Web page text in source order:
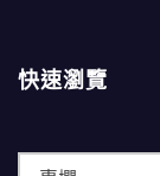
快速瀏覽